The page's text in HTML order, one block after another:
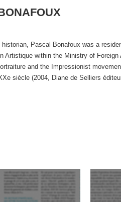
historian, Pascal Bonafoux was a
Artistique within the Ministry of
and the Impressionist
siècle (2004, Diane de Selliers